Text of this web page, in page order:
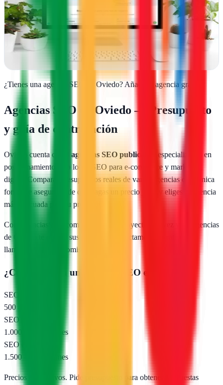
Webservi transforma empresas asturianas en presencias digitales
potentes: desde webs impactantes hasta tiendas online que venden,
diseño integral y…
Ver ficha completa
¿Tienes una agencia SEO en Oviedo? Añade tu agencia gratis
Agencias SEO en Oviedo — Presupuesto
y guía de contratación
Oviedo cuenta con agencias SEO publicadas
especializadas en
posicionamiento web local, SEO para e-commerce y marketing
digital. Comparar presupuestos reales de varias agencias es la única
forma de asegurarte de que pagas un precio justo y eliges la agencia
más adecuada para tu proyecto.
Con AgenciasSEO.com describes tu proyecto una vez y las agencias
de
te envían sus propuestas directamente. Gratis, sin
llamadas, sin compromiso.
¿Cuánto cuesta una agencia SEO en
SEO local (pyme)
500 – 1.000 €/mes
SEO nacional
1.000 – 2.500 €/mes
SEO e-commerce
1.500 – 5.000 €/mes
Precios orientativos. Pide presupuesto para obtener propuestas